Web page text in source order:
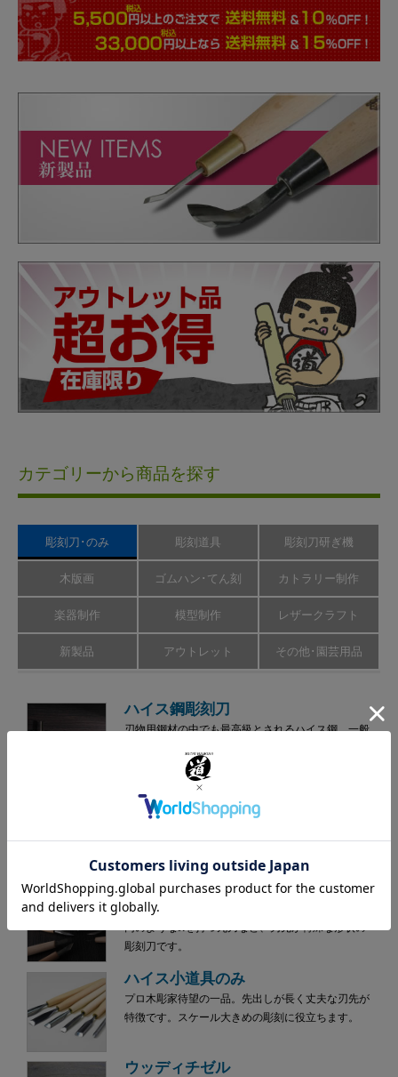
カテゴリーから商品を探す
彫刻刀･のみ 彫刻道具 彫刻刀研ぎ機
木版画 ゴムハン･てん刻 カトラリー制作
楽器制作 模型制作 レザークラフト
新製品 アウトレット その他･園芸用品
ハイス鋼彫刻刀
刃物用鋼材の中でも最高級とされるハイス鋼。一般
刃物鋼彫刻刀
安来鋼青紙2号の高級彫刻刀。お手ごろ価格で手入れ
もしやすいです。ヒノキ柄で軽く、女性にも向いて
特殊変形刀
毛彫り、髻（モトドリ）などの極細の線彫り用や半
円のようなRを持つ丸刀など、刃先が特殊な形状の
彫刻刀です。
ハイス小道具のみ
プロ木彫家待望の一品。先出しが長く丈夫な刃先が
特徴です。スケール大きめの彫刻に役立ちます。
ウッディチゼル